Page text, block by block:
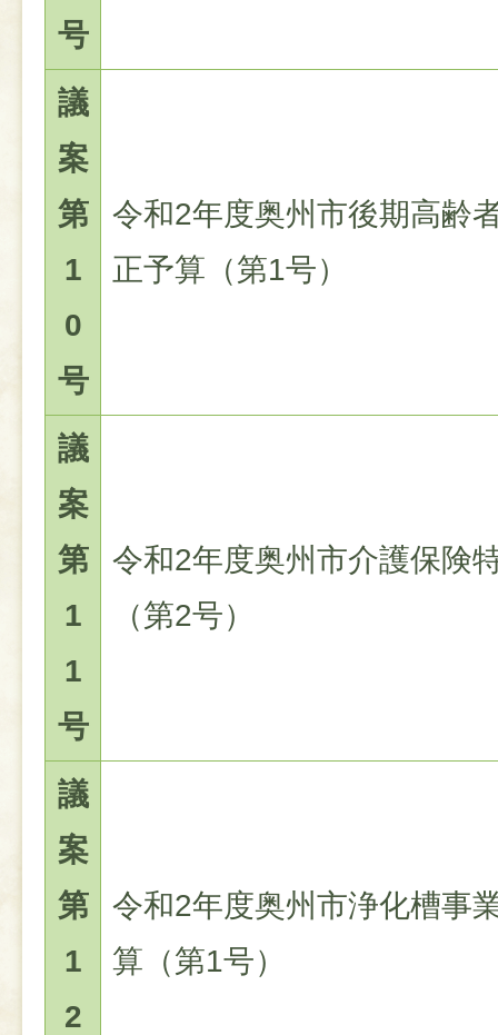
号
議
案
第
1
0
号
令和2年度奥州市後期高齢
正予算（第1号）
議
案
第
1
1
号
令和2年度奥州市介護保険
（第2号）
議
案
第
1
2
令和2年度奥州市浄化槽事
算（第1号）